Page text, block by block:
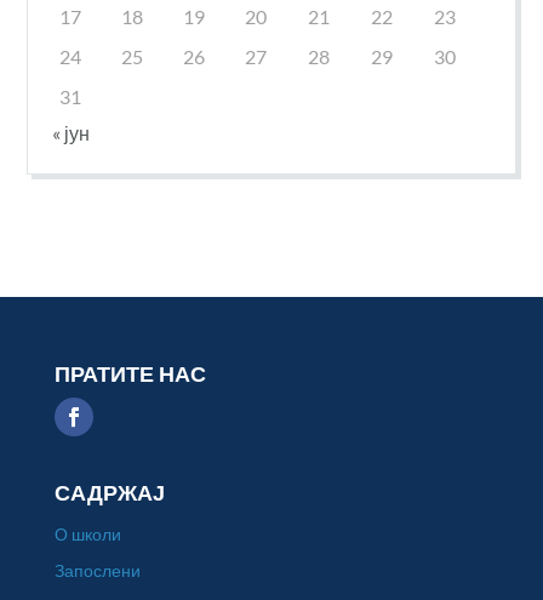
17
18 19 20 21 22
23
24
25 26 27 28 29
30
31
« јун
ПРАТИТЕ НАС
САДРЖАЈ
О школи
Запослени